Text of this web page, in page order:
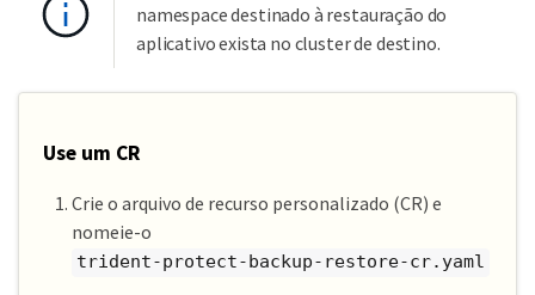
namespace destinado à restauração do
aplicativo exista no cluster de destino.
Use um CR
Crie o arquivo de recurso personalizado (CR) e
nomeie-o
trident-protect-backup-restore-cr.yaml